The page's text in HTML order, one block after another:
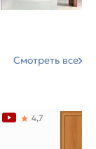
Смотреть все
4,7